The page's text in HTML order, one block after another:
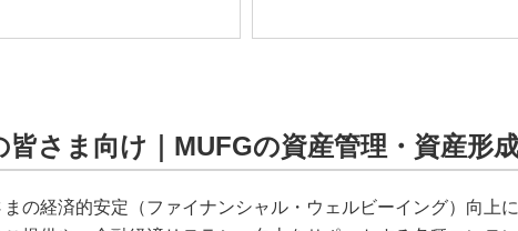
皆さま向け｜MUFGの資産管理・資産形
の経済的安定（ファイナンシャル・ウェルビーイング）向上